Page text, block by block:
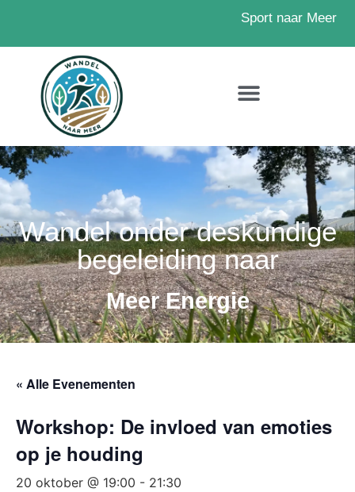
Sport naar Meer
Wandel onder deskundige
begeleiding naar
Meer Energie
« Alle Evenementen
Workshop: De invloed van emoties
op je houding
20 oktober @ 19:00 - 21:30